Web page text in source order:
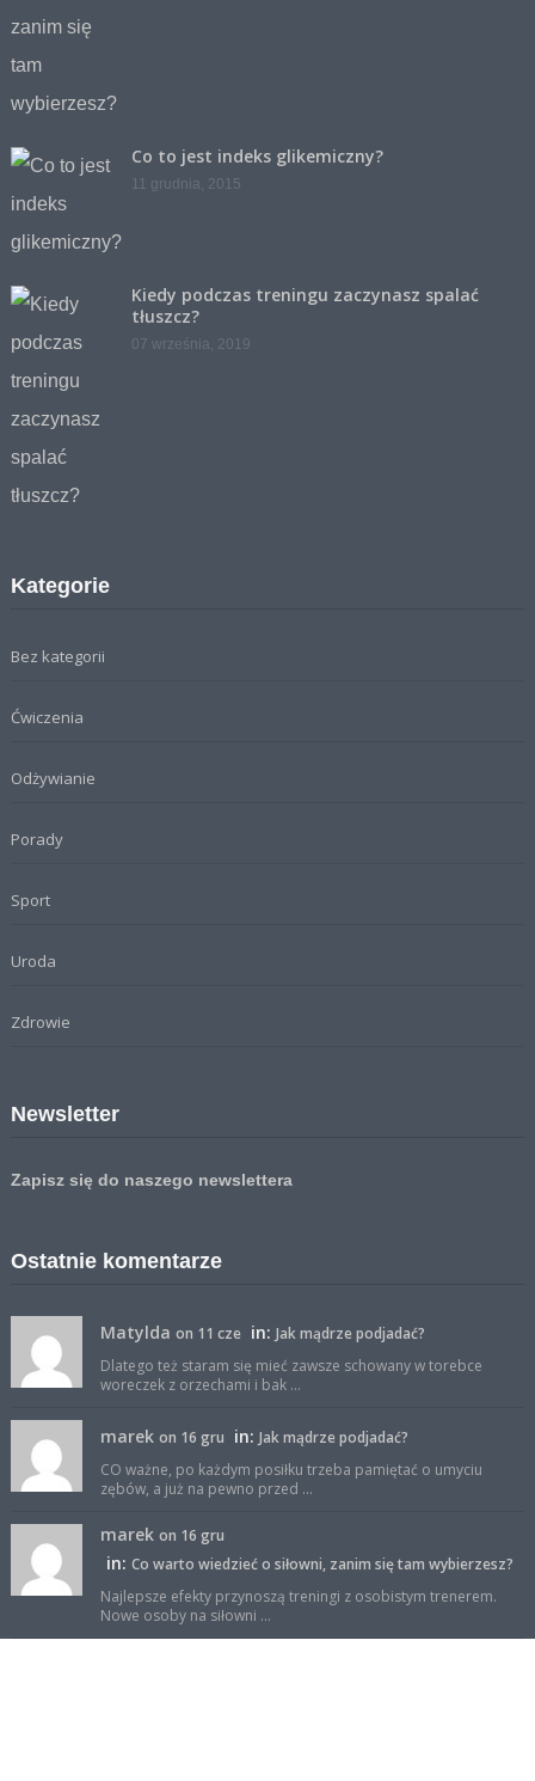
Co to jest indeks glikemiczny?
11 grudnia, 2015
Kiedy podczas treningu zaczynasz spalać
tłuszcz?
07 września, 2019
Kategorie
Bez kategorii
Ćwiczenia
Odżywianie
Porady
Sport
Uroda
Zdrowie
Newsletter
Zapisz się do naszego newslettera
Ostatnie komentarze
Matylda on 11 cze in: Jak mądrze podjadać?
Dlatego też staram się mieć zawsze schowany w torebce
woreczek z orzechami i bak ...
marek on 16 gru in: Jak mądrze podjadać?
CO ważne, po każdym posiłku trzeba pamiętać o umyciu
zębów, a już na pewno przed ...
marek on 16 gru
in: Co warto wiedzieć o siłowni, zanim się tam wybierzesz?
Najlepsze efekty przynoszą treningi z osobistym trenerem.
Nowe osoby na siłowni ...